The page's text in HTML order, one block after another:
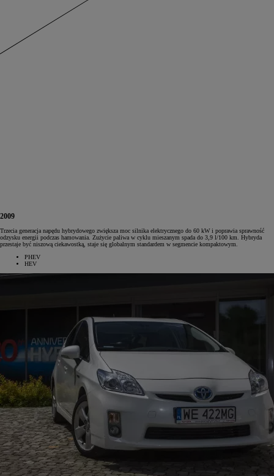
2009
Trzecia generacja napędu hybrydowego zwiększa moc silnika elektrycznego do 60 kW i poprawia sprawność
odzysku energii podczas hamowania. Zużycie paliwa w cyklu mieszanym spada do 3,9 l/100 km. Hybryda
przestaje być niszową ciekawostką, staje się globalnym standardem w segmencie kompaktowym.
PHEV
HEV